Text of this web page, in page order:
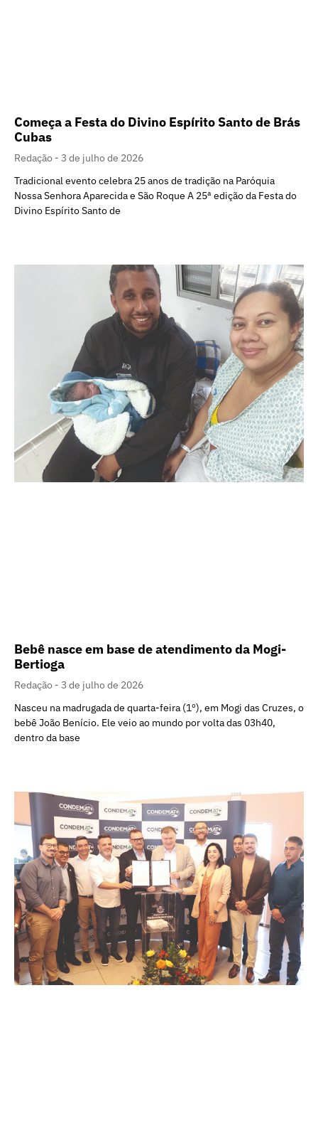
Começa a Festa do Divino Espírito Santo de Brás
Cubas
Redação
3 de julho de 2026
Tradicional evento celebra 25 anos de tradição na Paróquia
Nossa Senhora Aparecida e São Roque A 25ª edição da Festa do
Divino Espírito Santo de
Bebê nasce em base de atendimento da Mogi-
Bertioga
Redação
3 de julho de 2026
Nasceu na madrugada de quarta-feira (1º), em Mogi das Cruzes, o
bebê João Benício. Ele veio ao mundo por volta das 03h40,
dentro da base